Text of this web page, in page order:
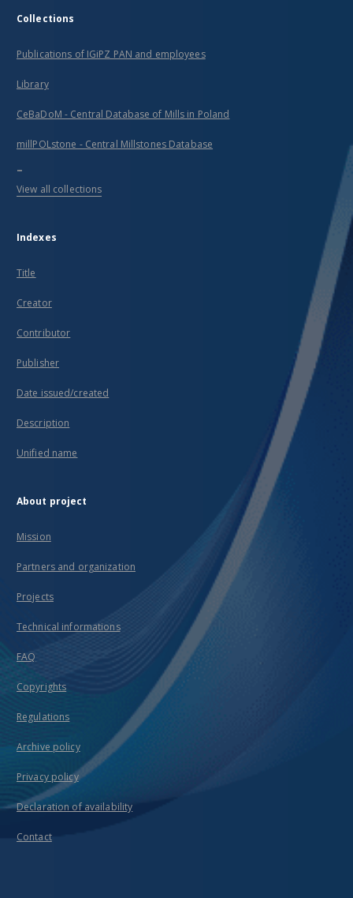
Collections
Publications of IGiPZ PAN and employees
Library
CeBaDoM - Central Database of Mills in Poland
millPOLstone - Central Millstones Database
...
View all collections
Indexes
Title
Creator
Contributor
Publisher
Date issued/created
Description
Unified name
About project
Mission
Partners and organization
Projects
Technical informations
FAQ
Copyrights
Regulations
Archive policy
Privacy policy
Declaration of availability
Contact